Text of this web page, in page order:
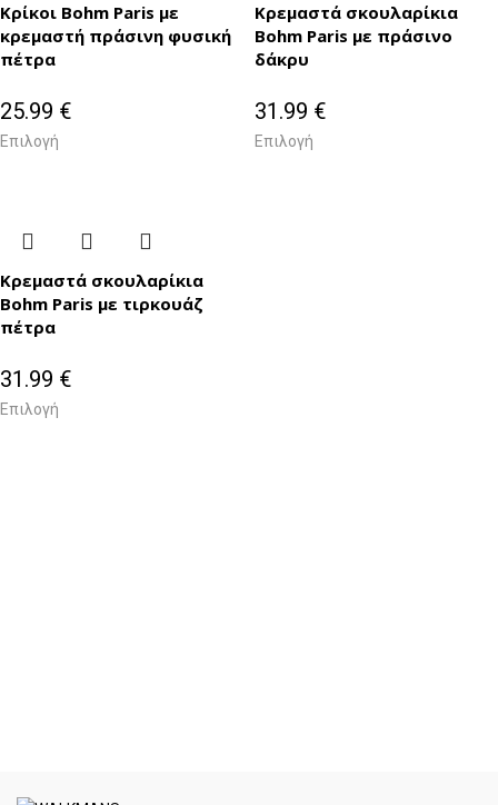
Κρίκοι Bohm Paris με
κρεμαστή πράσινη φυσική
πέτρα
25.99 €
Επιλογή
Κρεμαστά σκουλαρίκια
Bohm Paris με πράσινο
δάκρυ
31.99 €
Επιλογή
Κρεμαστά σκουλαρίκια
Bohm Paris με τιρκουάζ
πέτρα
31.99 €
Επιλογή